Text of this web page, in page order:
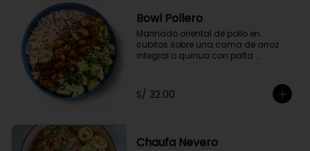
Bowl Pollero
Marinado oriental de pollo en
cubitos sobre una cama de arroz
integral o quinua con palta
soya.
S/ 32.00
Chaufa Nevero